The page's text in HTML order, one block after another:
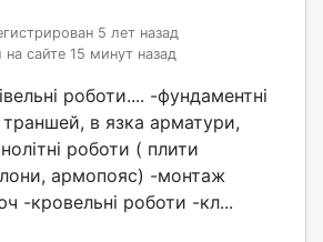
5 лет назад
на сайте 15 минут назад
роботи.... -фундаментні
в язка арматури,
роботи ( плити
армопояс) -монтаж
-кровельні роботи -кл...